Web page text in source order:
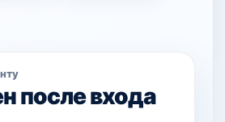
после входа